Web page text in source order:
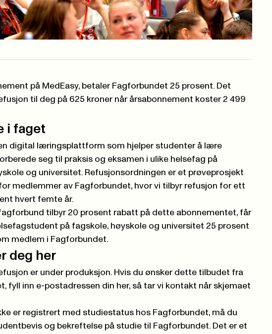
på MedEasy, betaler Fagforbundet 25 prosent. Det
til deg på 625 kroner når årsabonnement koster 2 499
i faget
digital læringsplattform som hjelper studenter å lære
seg til praksis og eksamen i ulike helsefag på
og universitet. Refusjonsordningen er et prøveprosjekt
medlemmer av Fagforbundet, hvor vi tilbyr refusjon for ett
hvert femte år.
tilbyr 20 prosent rabatt på dette abonnementet, får
på fagskole, høyskole og universitet 25 prosent
medlem i Fagforbundet.
deg her
er under produksjon. Hvis du ønsker dette tilbudet fra
fyll inn e-postadressen din her, så tar vi kontakt når skjemaet
er registrert med studiestatus hos Fagforbundet, må du
og bekreftelse på studie til Fagforbundet. Det er et